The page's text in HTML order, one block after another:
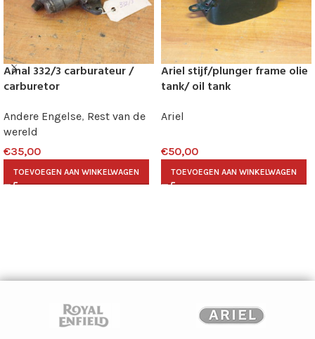
Amal 332/3 carburateur /
carburetor
Andere Engelse, Rest van de
wereld
€35,00
TOEVOEGEN AAN WINKELWAGEN
Ariel stijf/plunger frame olie
tank/ oil tank
Ariel
€50,00
TOEVOEGEN AAN WINKELWAGEN